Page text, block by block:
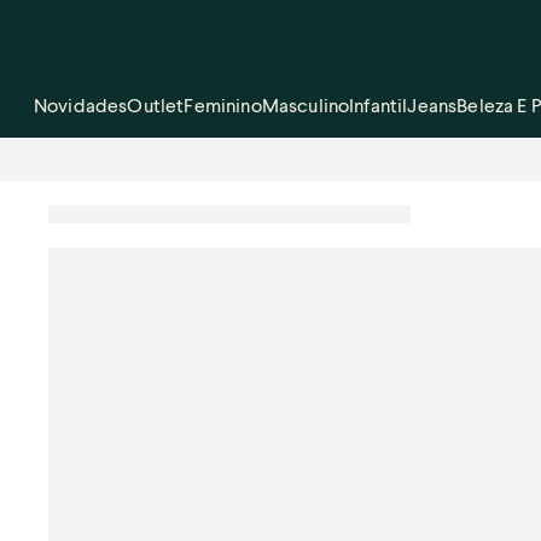
NovidadesOutletFemininoMasculinoInfantilJeansBeleza E